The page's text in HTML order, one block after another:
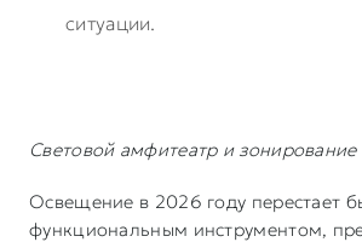
ситуации.
Световой амфитеатр и зонирование
Освещение в 2026 году перестает
функциональным инструментом,